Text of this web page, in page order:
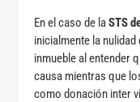
En el caso de laSTS
inicialmente la
inmueble al entender
causa mientras que
como donación inter